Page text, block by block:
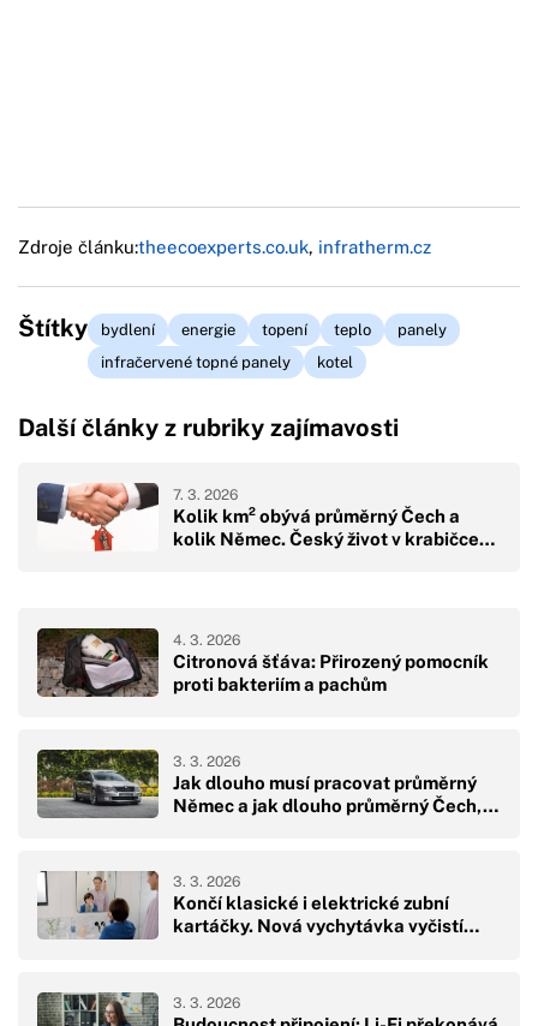
Zdroje článku:theecoexperts.co.uk, infratherm.cz
Štítky bydlení energie topení teplo
panely
infračervené topné panely
kotel
Další články z rubriky zajímavosti
Kolik km² obývá průměrný Čech a
kolik Němec. Český život v krabičce…
7. 3. 2026
Citronová šťáva: Přirozený pomocník
proti bakteriím a pachům
4. 3. 2026
Jak dlouho musí pracovat průměrný
Němec a jak dlouho průměrný Čech,…
3. 3. 2026
Končí klasické i elektrické zubní
kartáčky. Nová vychytávka vyčistí…
3. 3. 2026
3. 3. 2026